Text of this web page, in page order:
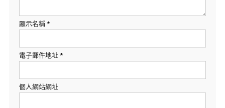
顯示名稱 *
電子郵件地址 *
個人網站網址